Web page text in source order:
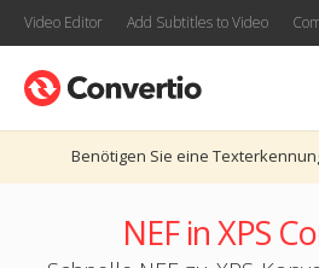
Video Editor Add Subtitles to Video
Benötigen Sie eine
NEF in XPS